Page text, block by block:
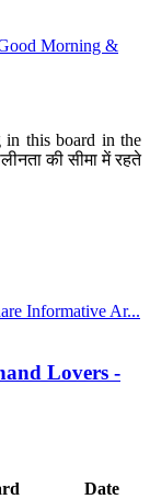
Morning &
in this board in the
की सीमा में रहते
Informative Ar...
Lovers -
Date